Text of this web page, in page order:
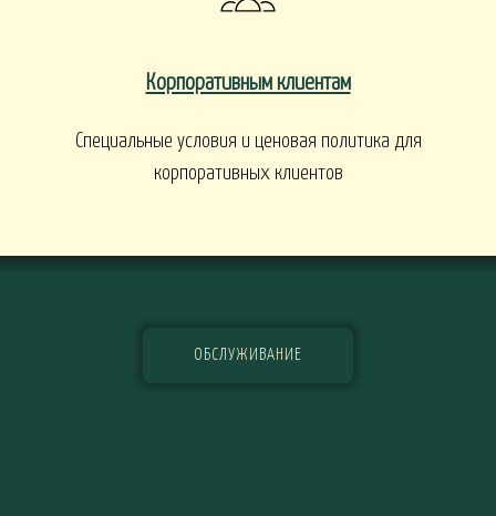
Корпоративным клиентам
Специальные условия и ценовая политика для
корпоративных клиентов
ОБСЛУЖИВАНИЕ